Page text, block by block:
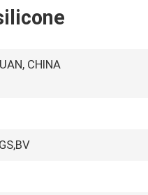
CHINA